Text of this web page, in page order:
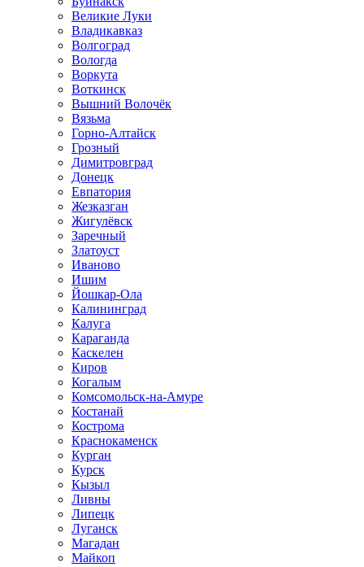
Великие Луки
Владикавказ
Волгоград
Вологда
Воркута
Воткинск
Вышний Волочёк
Вязьма
Горно-Алтайск
Грозный
Димитровград
Донецк
Евпатория
Жезказган
Жигулёвск
Заречный
Златоуст
Иваново
Ишим
Йошкар-Ола
Калининград
Калуга
Караганда
Каскелен
Киров
Когалым
Комсомольск-на-Амуре
Костанай
Кострома
Краснокаменск
Курган
Курск
Кызыл
Ливны
Липецк
Луганск
Магадан
Майкоп